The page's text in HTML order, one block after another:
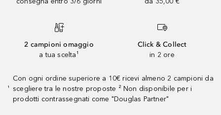
2 campioni omaggio
a tua scelta¹
Click & Collect
in 2 ore
¹
Con ogni ordine superiore a 10€ ricevi almeno 2 campioni da
scegliere tra le nostre proposte ² Non disponibile per i
prodotti contrassegnati come "Douglas Partner"